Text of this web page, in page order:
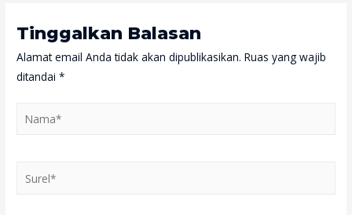
Tinggalkan Balasan
Alamat email Anda tidak akan dipublikasikan. Ruas yang wajib
ditandai*
Nama*